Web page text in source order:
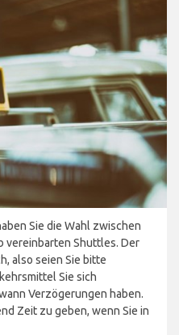
Sie die Wahl zwischen
vereinbarten Shuttles. Der
also seien Sie bitte
Sie sich
Verzögerungen haben.
Zeit zu geben, wenn Sie in